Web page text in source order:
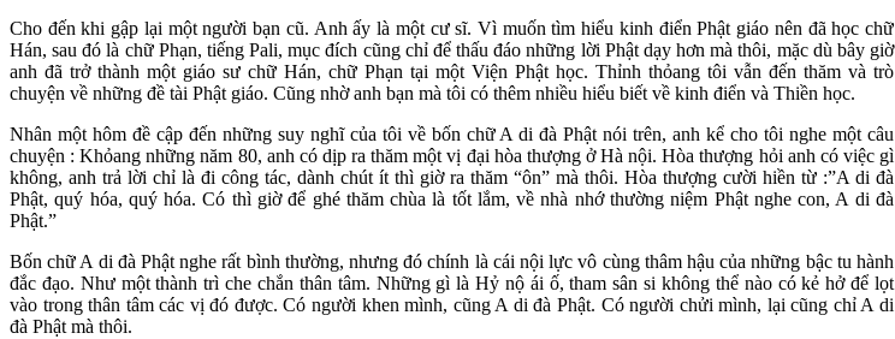
Cho đến khi gập lại một người bạn cũ. Anh ấy là một cư sĩ. Vì muốn tìm hiểu kinh điển Phật giáo nên đã học chữ
Hán, sau đó là chữ Phạn, tiếng Pali, mục đích cũng chỉ để thấu đáo những lời Phật dạy hơn mà thôi, mặc dù bây giờ
anh đã trở thành một giáo sư chữ Hán, chữ Phạn tại một Viện Phật học. Thỉnh thỏang tôi vẫn đến thăm và trò
chuyện về những đề tài Phật giáo. Cũng nhờ anh bạn mà tôi có thêm nhiều hiểu biết về kinh điển và Thiền học.
Nhân một hôm đề cập đến những suy nghĩ của tôi về bốn chữ A di đà Phật nói trên, anh kể cho tôi nghe một câu
chuyện : Khỏang những năm 80, anh có dịp ra thăm một vị đại hòa thượng ở Hà nội. Hòa thượng hỏi anh có việc gì
không, anh trả lời chỉ là đi công tác, dành chút ít thì giờ ra thăm “ôn” mà thôi. Hòa thượng cười hiền từ :”A di đà
Phật, quý hóa, quý hóa. Có thì giờ để ghé thăm chùa là tốt lắm, về nhà nhớ thường niệm Phật nghe con, A di đà
Phật.”
Bốn chữ A di đà Phật nghe rất bình thường, nhưng đó chính là cái nội lực vô cùng thâm hậu của những bậc tu hành
đắc đạo. Như một thành trì che chắn thân tâm. Những gì là Hỷ nộ ái ố, tham sân si không thể nào có kẻ hở để lọt
vào trong thân tâm các vị đó được. Có người khen mình, cũng A di đà Phật. Có người chửi mình, lại cũng chỉ A di
đà Phật mà thôi.